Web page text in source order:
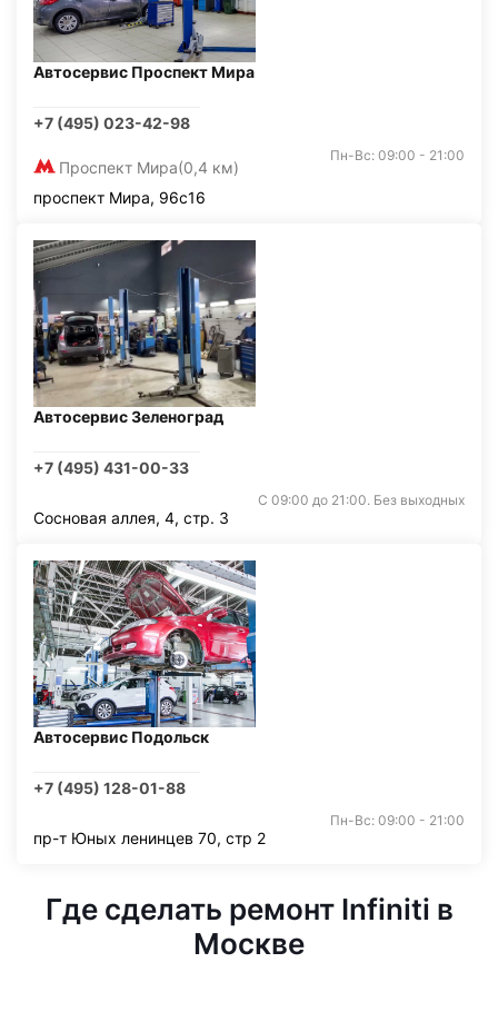
Автосервис Проспект Мира
+7 (495) 023-42-98
Проспект Мира(0,4 км)
Пн-Вс: 09:00 - 21:00
проспект Мира, 96с16
Автосервис Зеленоград
+7 (495) 431-00-33
С 09:00 до 21:00. Без выходных
Сосновая аллея, 4, стр. 3
Автосервис Подольск
+7 (495) 128-01-88
Пн-Вс: 09:00 - 21:00
пр-т Юных ленинцев 70, стр 2
Где сделать ремонт Infiniti в
Москве